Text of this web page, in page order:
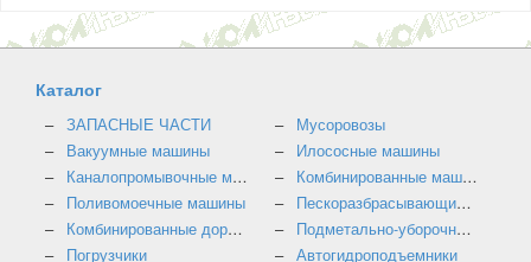
Каталог
ЗАПАСНЫЕ ЧАСТИ
Мусоровозы
Вакуумные машины
Илососные машины
Каналопромывочные машины
Комбинированные машины
Поливомоечные машины
Пескоразбрасывающие машины
Комбинированные дорожные машины
Подметально-уборочные машины
Погрузчики
Автогидроподъемники